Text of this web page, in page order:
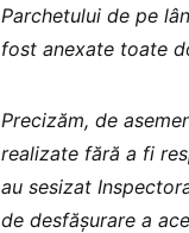
Parchetului de pe
fost anexate toate
Precizăm, de
realizate fără a fi
au sesizat
de desfăşurare a